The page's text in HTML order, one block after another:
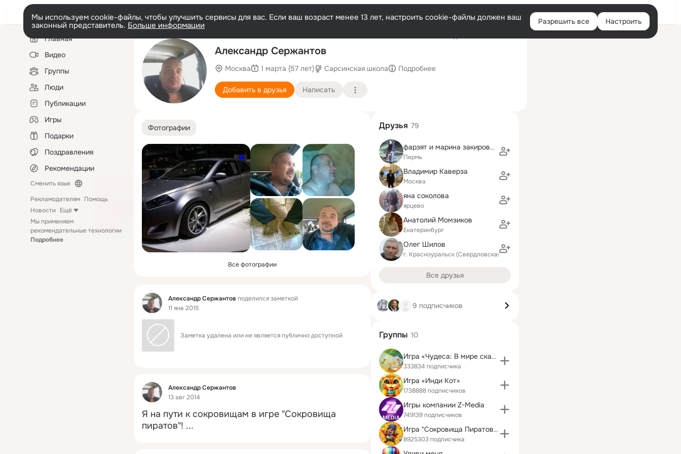
Войти
Мы используем cookie-файлы, чтобы улучшить сервисы для вас. Если ваш возраст менее 13 лет, настроить cookie-файлы должен ваш
законный представитель. Больше информации Разрешить все Настроить
Левая
колонкаГлавная
Видео
Группы
Люди
Публикации
Игры
Подарки
Поздравления
Рекомендации
Сменить язык
Рекламодателям Помощь
Новости Ещё
Мы применяем
рекомендательные технологии
Подробнее
Александр Сержантов
Москва 1 марта (57 лет) Сарсинская школа Подробнее
Добавить в друзья Написать
Фотографии
Все фотографии
Фид Александр Сержантов поделился заметкой
11 янв 2015
Заметка удалена или не является публично доступной
Фид
Александр Сержантов
13 авг 2014
Я на пути к сокровищам в игре "Сокровища
пиратов"! ...
Друзья 79
фарзят и марина закировы (мудрых)
Пермь
Владимир Каверза
Москва
яна соколова
ярцево
Анатолий Момзиков
Екатеринбург
Олег Шилов
г. Красноуральск (Свердловская область)
Все друзья
9 подписчиков
Группы 10
Игра «Чудеса: В мире сказок»
333834 подписчика
Игра «Инди Кот»
1738888 подписчиков
Игры компании Z-Media
749139 подписчиков
Игра "Сокровища Пиратов" - официальная группа
8925303 подписчика